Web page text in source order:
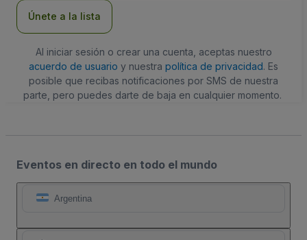
Únete a la lista
Al iniciar sesión o crear una cuenta, aceptas nuestro
acuerdo de usuario y nuestra política de privacidad. Es
posible que recibas notificaciones por SMS de nuestra
parte, pero puedes darte de baja en cualquier momento.
Eventos en directo en todo el mundo
Argentina